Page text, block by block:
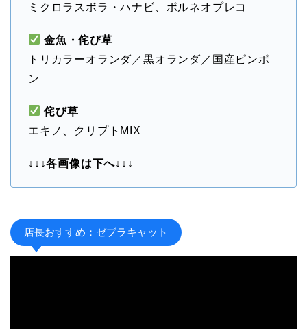
ミクロラスボラ・ハナビ、ボルネオプレコ
金魚・侘び草
トリカラーオランダ／黒オランダ／国産ピンポ
ン
侘び草
エキノ、クリプトMIX
↓↓↓各画像は下へ↓↓↓
店長おすすめ：ゼブラキャット